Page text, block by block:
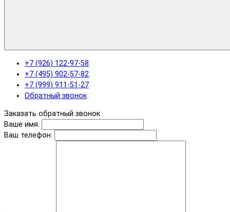
+7 (926) 122-97-58
+7 (495) 902-57-82
+7 (999) 911-51-27
Обратный звонок
Заказать обратный звонок
Ваше имя:
Ваш телефон: